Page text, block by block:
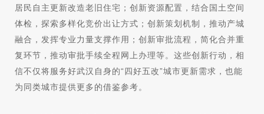
居民自主更新改造老旧住宅；创新资源配置，结合国土空间
体检，探索多样化竞价出让方式；创新策划机制，推动产城
融合，发挥专业力量支撑作用；创新审批流程，简化合并重
复环节，推动审批手续全程网上办理等。这些创新行动，相
信不仅将服务好武汉自身的“四好五改”城市更新需求，也能
为同类城市提供更多的借鉴参考。